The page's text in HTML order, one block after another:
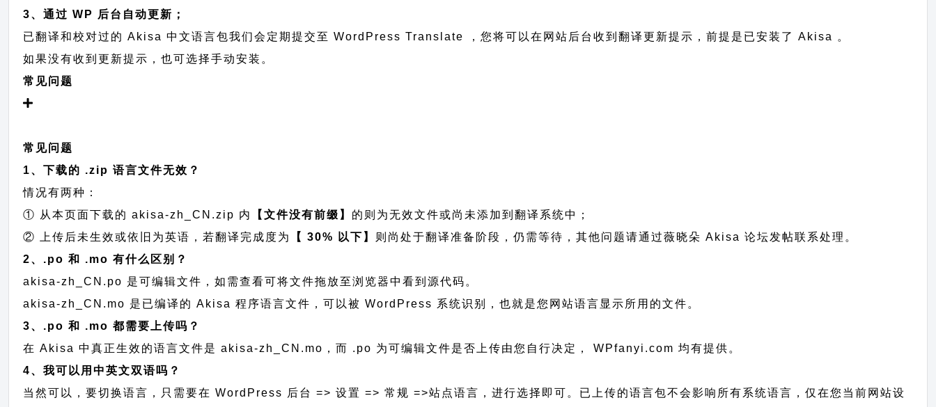
3、通过 WP 后台自动更新；
已翻译和校对过的 Akisa 中文语言包我们会定期提交至 WordPress Translate ，您将可以在网站后台收到翻译更新提示，前提是已安装了 Akisa 。
如果没有收到更新提示，也可选择手动安装。
常见问题
常见问题
1、下载的 .zip 语言文件无效？
情况有两种：
① 从本页面下载的 akisa-zh_CN.zip 内
【文件没有前缀】 的则为无效文件或尚未添加到翻译系统中；
② 上传后未生效或依旧为英语，若翻译完成度为
【 30% 以下】 则尚处于翻译准备阶段，仍需等待，其他问题请通过薇晓朵 Akisa 论坛发帖联系处理。
2、.po 和 .mo 有什么区别？
akisa-zh_CN.po 是可编辑文件，如需查看可将文件拖放至浏览器中看到源代码。
akisa-zh_CN.mo 是已编译的 Akisa 程序语言文件，可以被 WordPress 系统识别，也就是您网站语言显示所用的文件。
3、.po 和 .mo 都需要上传吗？
在 Akisa 中真正生效的语言文件是 akisa-zh_CN.mo，而 .po 为可编辑文件是否上传由您自行决定， WPfanyi.com 均有提供。
4、我可以用中英文双语吗？
当然可以，要切换语言，只需要在 WordPress 后台 => 设置 => 常规 =>站点语言，进行选择即可。已上传的语言包不会影响所有系统语言，仅在您当前网站设